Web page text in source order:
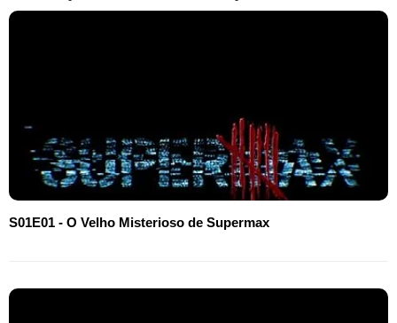
S01E01 - O Velho Misterioso de Supermax